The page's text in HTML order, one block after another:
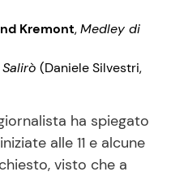
Kremont,Medley di
Salirò (Daniele Silvestri,
ha spiegato
alle 11 e alcune
visto che a